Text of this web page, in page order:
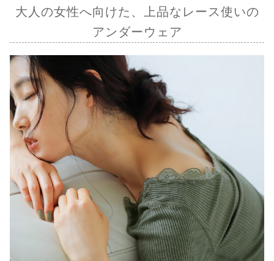
大人の女性へ向けた、上品なレース使いの
アンダーウェア